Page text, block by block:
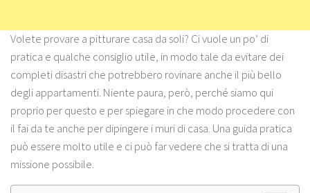
Volete provare a pitturare casa da soli? Ci vuole un po’ di
pratica e qualche consiglio utile, in modo tale da evitare dei
completi disastri che potrebbero rovinare anche il più bello
degli appartamenti. Niente paura, però, perché siamo qui
proprio per questo e per spiegare in che modo procedere con
il fai da te anche perdipingere i muri di casa. Una guida pratica
può essere molto utile e ci può far vedere che si tratta di una
missione possibile.